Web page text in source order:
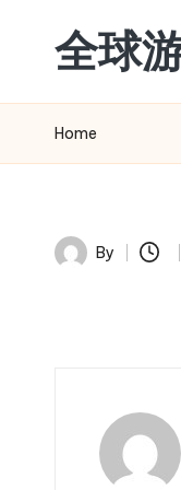
content
全球
Home
Posted
By